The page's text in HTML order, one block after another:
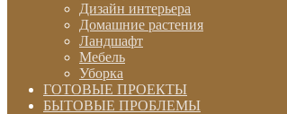
Дизайн интерьера
Домашние растения
Ландшафт
Мебель
Уборка
ГОТОВЫЕ ПРОЕКТЫ
БЫТОВЫЕ ПРОБЛЕМЫ